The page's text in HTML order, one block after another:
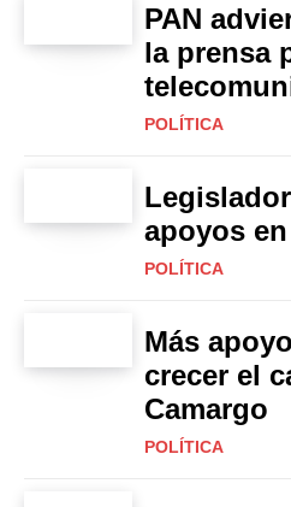
PAN
la prensa
POLÍTICA
apoyos
POLÍTICA
Más
crecer el
Camargo
POLÍTICA